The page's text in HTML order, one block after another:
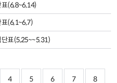
(6,8~6,14)
(6,1~6,7)
표(5,25~~5.31)
4 5 6 7 8